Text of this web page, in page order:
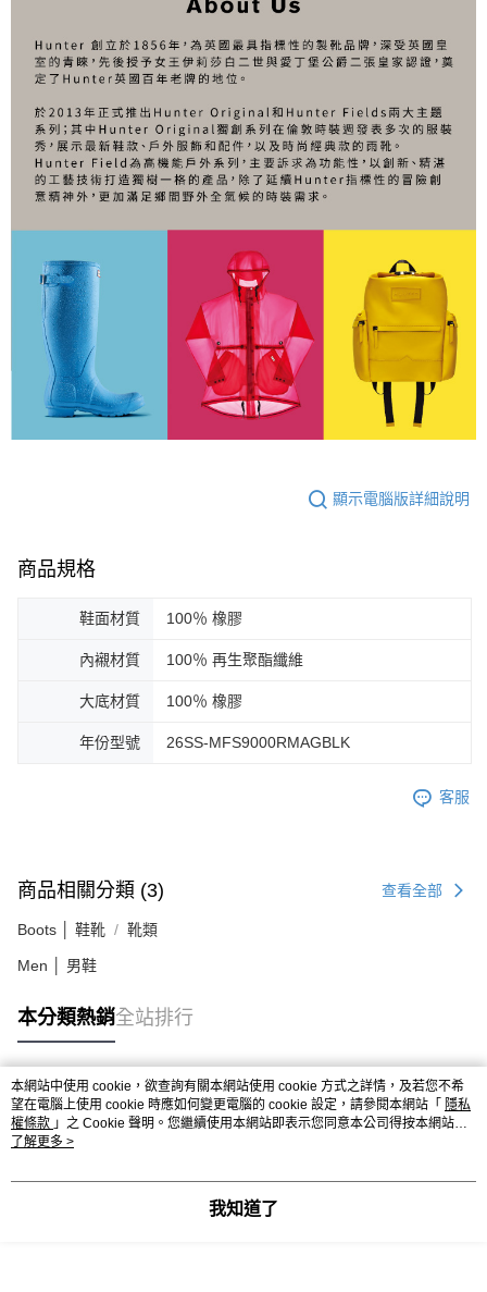
顯示電腦版詳細說明
商品規格
鞋面材質 100％ 橡膠
內襯材質 100％ 再生聚酯纖維
大底材質 100％ 橡膠
年份型號 26SS-MFS9000RMAGBLK
客服
商品相關分類 (3) 查看全部
Boots │ 鞋靴 靴類
Men │ 男鞋
本分類熱銷全站排行
熱門標籤
本網站中使用 cookie，欲查詢有關本網站使用 cookie 方式之詳情，及若您不希
望在電腦上使用 cookie 時應如何變更電腦的 cookie 設定，請參閱本網站「 隱私
權條款 」之 Cookie 聲明。您繼續使用本網站即表示您同意本公司得按本網站使
用條款之 Cookie 聲明使用 cookie。
了解更多 >
我知道了